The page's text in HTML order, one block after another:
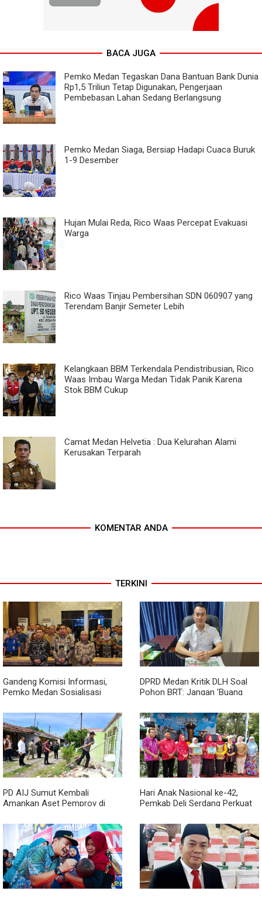
BACA JUGA
Pemko Medan Tegaskan Dana Bantuan Bank Dunia
Rp1,5 Triliun Tetap Digunakan, Pengerjaan
Pembebasan Lahan Sedang Berlangsung
Pemko Medan Siaga, Bersiap Hadapi Cuaca Buruk
1-9 Desember
Hujan Mulai Reda, Rico Waas Percepat Evakuasi
Warga
Rico Waas Tinjau Pembersihan SDN 060907 yang
Terendam Banjir Semeter Lebih
Kelangkaan BBM Terkendala Pendistribusian, Rico
Waas Imbau Warga Medan Tidak Panik Karena
Stok BBM Cukup
Camat Medan Helvetia : Dua Kelurahan Alami
Kerusakan Terparah
KOMENTAR ANDA
TERKINI
Gandeng Komisi Informasi,
Pemko Medan Sosialisasi
DPRD Medan Kritik DLH Soal
Pohon BRT: Jangan 'Buang
PD AIJ Sumut Kembali
Amankan Aset Pemprov di
Bioskop Ria Dibongkar
Hari Anak Nasional ke-42,
Pemkab Deli Serdang Perkuat